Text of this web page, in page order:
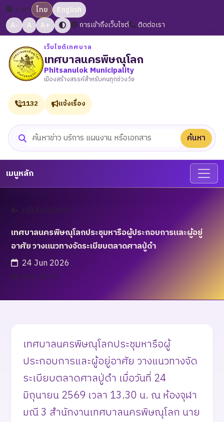
ภาษา: ไทย
English
A-
A A+ การเข้าถึงเว็บไซต์ ติดต่อเรา
เว็บไซต์เทศบาล
เทศบาลนครพิษณุโลก
Phitsanulok Municipality
เมืองสร้างสรรค์สำหรับคนทุกช่วงวัย
ค้นหาเว็บไซต์ ค้นหา
1132 แจ้งเรื่อง
เมนูหลัก
กลับไปหน้าข่าว
เทศบาลนครพิษณุโลกประชุมหารือผู้ประกอบการและผู้อยู่
อาศัย วางแนวทางจัดระเบียบตลาดศาลปู่ดำ
24 Jun 2026
เข้าชม 18 ครั้ง
เทศบาลนครพิษณุโลกประชุมหารือผู้
ประกอบการและผู้อยู่อาศัย วางแนวทางจัด
ระเบียบตลาดศาลปู่ดำ เมื่อวันที่ 24
มิถุนายน 2569 เวลา 13.30 น. ณ ห้องจุฬา
มณี 3 สำนักงานเทศบาลนครพิษณุโลก นาย